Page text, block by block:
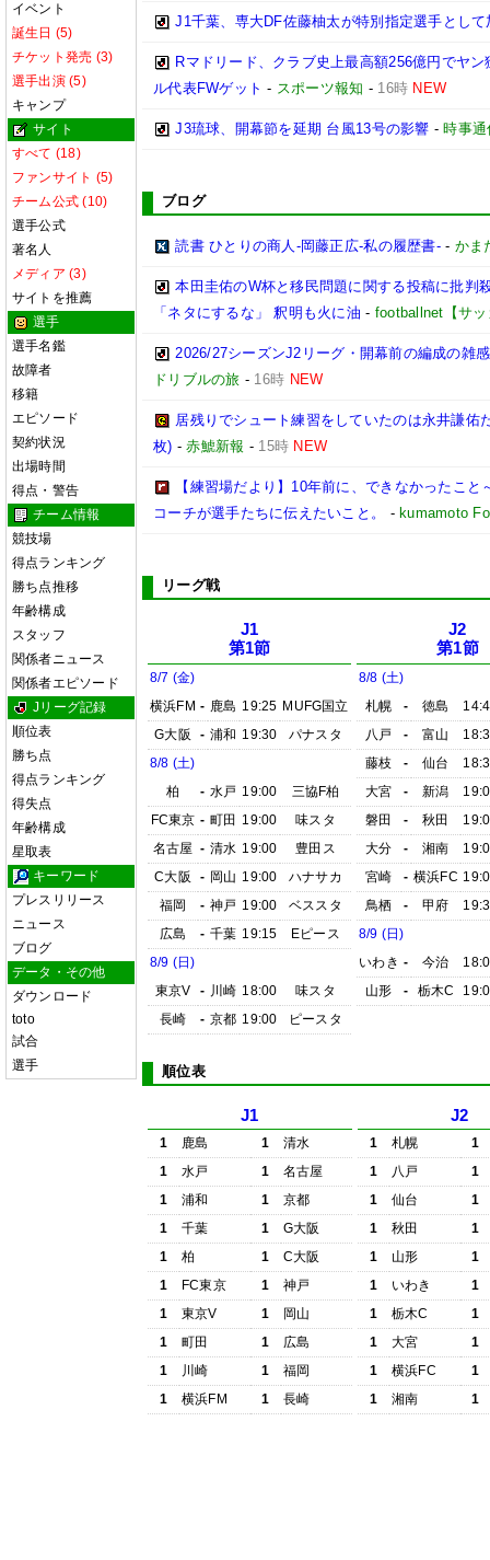
イベント
誕生日 (5)
チケット発売 (3)
選手出演 (5)
キャンプ
サイト
すべて (18)
ファンサイト (5)
チーム公式 (10)
選手公式
著名人
メディア (3)
サイトを推薦
選手
選手名鑑
故障者
移籍
エピソード
契約状況
出場時間
得点・警告
チーム情報
競技場
得点ランキング
勝ち点推移
年齢構成
スタッフ
関係者ニュース
関係者エピソード
Jリーグ記録
順位表
勝ち点
得点ランキング
得失点
年齢構成
星取表
キーワード
プレスリリース
ニュース
ブログ
データ・その他
ダウンロード
toto
試合
選手
J1千葉、専大DF佐藤柚太が特別指定選手として
Rマドリード、クラブ史上最高額256億円でヤ
ル代表FWゲット - スポーツ報知 - 16時 NEW
J3琉球、開幕節を延期 台風13号の影響 -時事通
ブログ
読書 ひとりの商人-岡藤正広-私の履歴書-- かま
本田圭佑のW杯と移民問題に関する投稿に批判
「ネタにするな」 釈明も火に油 - footballnet【サ
2026/27シーズンJ2リーグ・開幕前の編成の雑
ドリブルの旅 - 16時 NEW
居残りでシュート練習をしていたのは永井謙佑
枚) -赤鯱新報 - 15時 NEW
【練習場だより】10年前に、できなかったこ
コーチが選手たちに伝えたいこと。
- kumamoto
リーグ戦
J1
第1節
8/7 (金)
横浜FM - 鹿島 19:25 MUFG国立
G大阪
- 浦和 19:30
パナスタ
8/8 (土)
柏
- 水戸 19:00
三協F柏
FC東京 - 町田 19:00
味スタ
名古屋 - 清水 19:00
豊田ス
C大阪
- 岡山 19:00
ハナサカ
福岡
- 神戸 19:00
ベススタ
広島
- 千葉 19:15
Eピース
8/9 (日)
東京V
- 川崎 18:00
味スタ
長崎
- 京都 19:00 ピースタ
J2
第1節
8/8 (土)
札幌
- 徳島
八戸
- 富山
藤枝
- 仙台
大宮
- 新潟
磐田
- 秋田
大分
- 湘南
宮崎
- 横浜FC
鳥栖
- 甲府
8/9 (日)
いわき - 今治
山形
- 栃木C
順位表
J1
1 鹿島 1
清水
1
水戸 1
名古屋
1
浦和 1
京都
1
千葉 1
G大阪
1
柏 1
C大阪
1
FC東京 1
神戸
1
東京V 1
岡山
1
町田 1
広島
1
川崎 1
福岡
1
横浜FM 1 長崎
J2
1 札幌
1
1
八戸
1
1
仙台
1
1
秋田
1
1
山形
1
1
いわき
1
1
栃木C
1
1
大宮
1
1
横浜FC
1
1
湘南 1